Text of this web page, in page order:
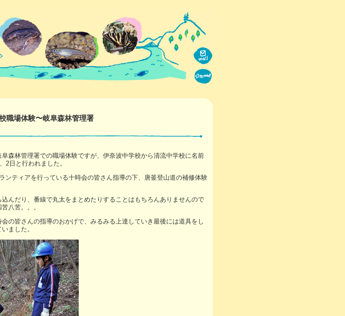
職場体験〜岐阜森林管理署
森林管理署での職場体験ですが、伊奈波中学校から清流中学校に名前
2日と行われました。
ンティアを行っている十時会の皆さん指導の下、唐釜登山道の補修体験
んだり、番線で丸太をまとめたりすることはもちろんありませんので
八苦。。。
の皆さんの指導のおかげで、みるみる上達していき最後には道具をし
ました。